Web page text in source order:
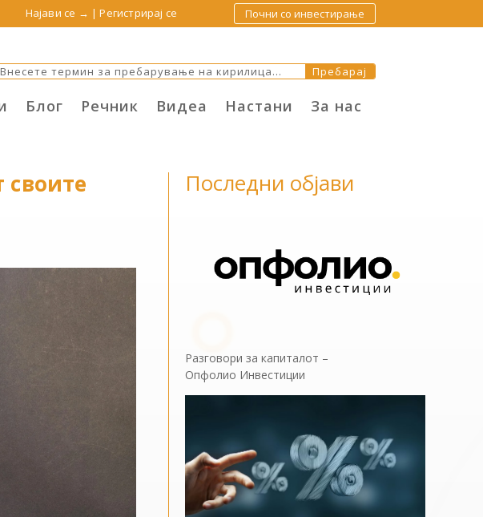
Најави се → |Регистрирај се Почни со инвестирање
Блог Речник Видеа Настани За нас
Последни објави
Разговори за капиталот –
Опфолио Инвестиции